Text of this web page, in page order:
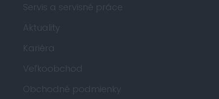
Servis a servisné práce
Aktuality
Kariéra
Veľkoobchod
Obchodné podmienky